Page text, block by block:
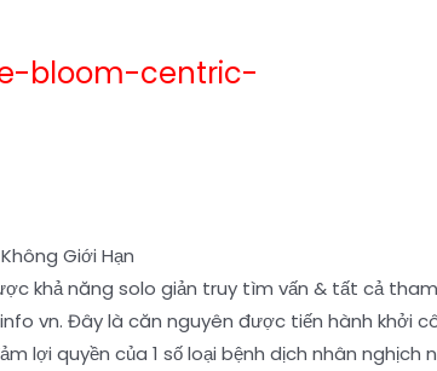
bloom-centric-
khả năng solo giản truy tìm vấn & tất cả
vn. Đây là căn nguyên được tiến hành khởi
lợi quyền của 1 số loại bệnh dịch nhân nghịch